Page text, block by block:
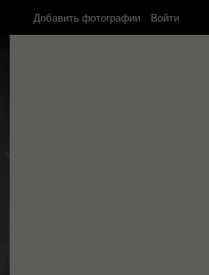
Добавить фотографии Войти